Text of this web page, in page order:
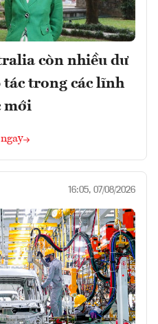
còn nhiều dư
trong các lĩnh
mới
16:05, 07/08/2026